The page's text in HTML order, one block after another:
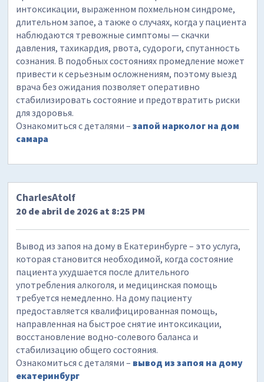
интоксикации, выраженном похмельном синдроме,
длительном запое, а также о случаях, когда у пациента
наблюдаются тревожные симптомы — скачки
давления, тахикардия, рвота, судороги, спутанность
сознания. В подобных состояниях промедление может
привести к серьезным осложнениям, поэтому выезд
врача без ожидания позволяет оперативно
стабилизировать состояние и предотвратить риски
для здоровья.
Ознакомиться с деталями –запой нарколог на дом
самара
CharlesAtolf
20 de abril de 2026 at 8:25 PM
Вывод из запоя на дому в Екатеринбурге – это услуга,
которая становится необходимой, когда состояние
пациента ухудшается после длительного
употребления алкоголя, и медицинская помощь
требуется немедленно. На дому пациенту
предоставляется квалифицированная помощь,
направленная на быстрое снятие интоксикации,
восстановление водно-солевого баланса и
стабилизацию общего состояния.
Ознакомиться с деталями – вывод из запоя на дому
екатеринбург